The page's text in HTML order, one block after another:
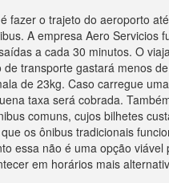
fazer o trajeto do aeroporto
A empresa Aero Servicios
a cada 30 minutos. O
transporte gastará menos
de 23kg. Caso carregue
taxa será cobrada.
comuns, cujos bilhetes
os ônibus tradicionais
essa não é uma opção viável
em horários mais